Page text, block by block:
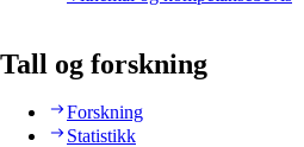
Tall og forskning
Forskning
Statistikk